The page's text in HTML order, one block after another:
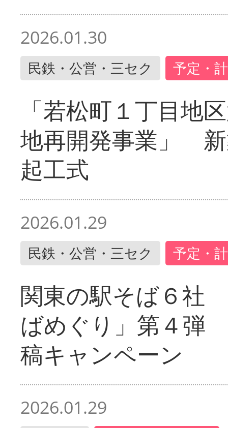
2026.01.30
民鉄・公営・三セク 予定・
「若松町１丁目地
地再開発事業」
起工式
2026.01.29
民鉄・公営・三セク 予定・
関東の駅そば６社
ばめぐり」第４弾
稿キャンペーン
2026.01.29